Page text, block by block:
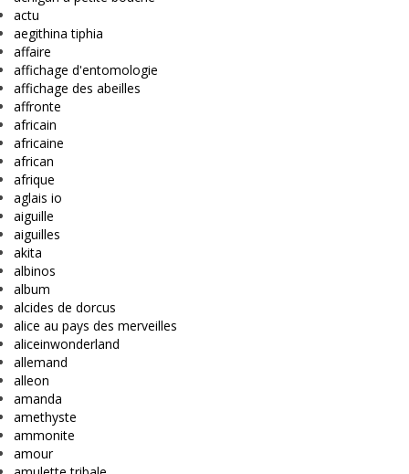
actu
aegithina tiphia
affaire
affichage d'entomologie
affichage des abeilles
affronte
africain
africaine
african
afrique
aglais io
aiguille
aiguilles
akita
albinos
album
alcides de dorcus
alice au pays des merveilles
aliceinwonderland
allemand
alleon
amanda
amethyste
ammonite
amour